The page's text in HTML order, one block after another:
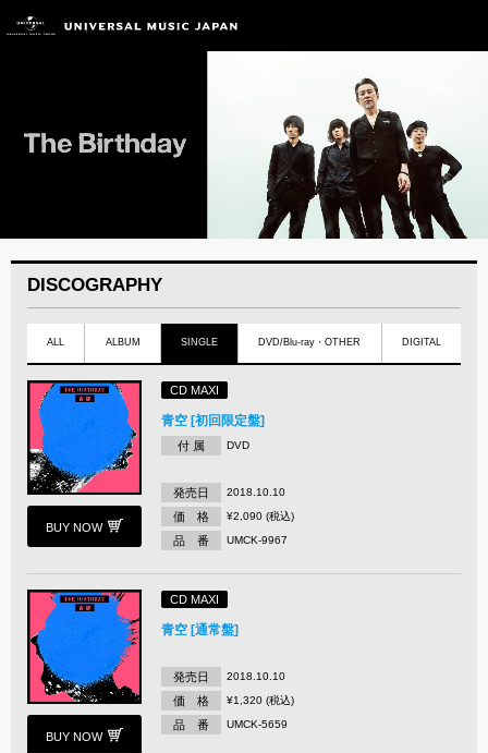
DISCOGRAPHY
ALL ALBUM SINGLE DVD/Blu-ray・OTHER DIGITAL
BUY NOW
CD MAXI
青空 [初回限定盤]
付 属 DVD
発売日 2018.10.10
価 格 ¥2,090 (税込)
品 番 UMCK-9967
BUY NOW
CD MAXI
青空 [通常盤]
発売日 2018.10.10
価 格 ¥1,320 (税込)
品 番 UMCK-5659